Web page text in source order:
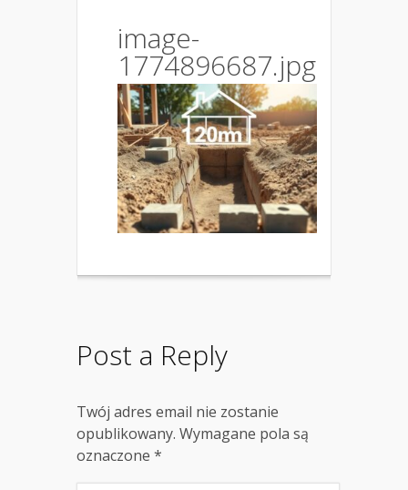
image-
1774896687.jpg
Post a Reply
Twój adres email nie zostanie
opublikowany. Wymagane pola są
oznaczone *